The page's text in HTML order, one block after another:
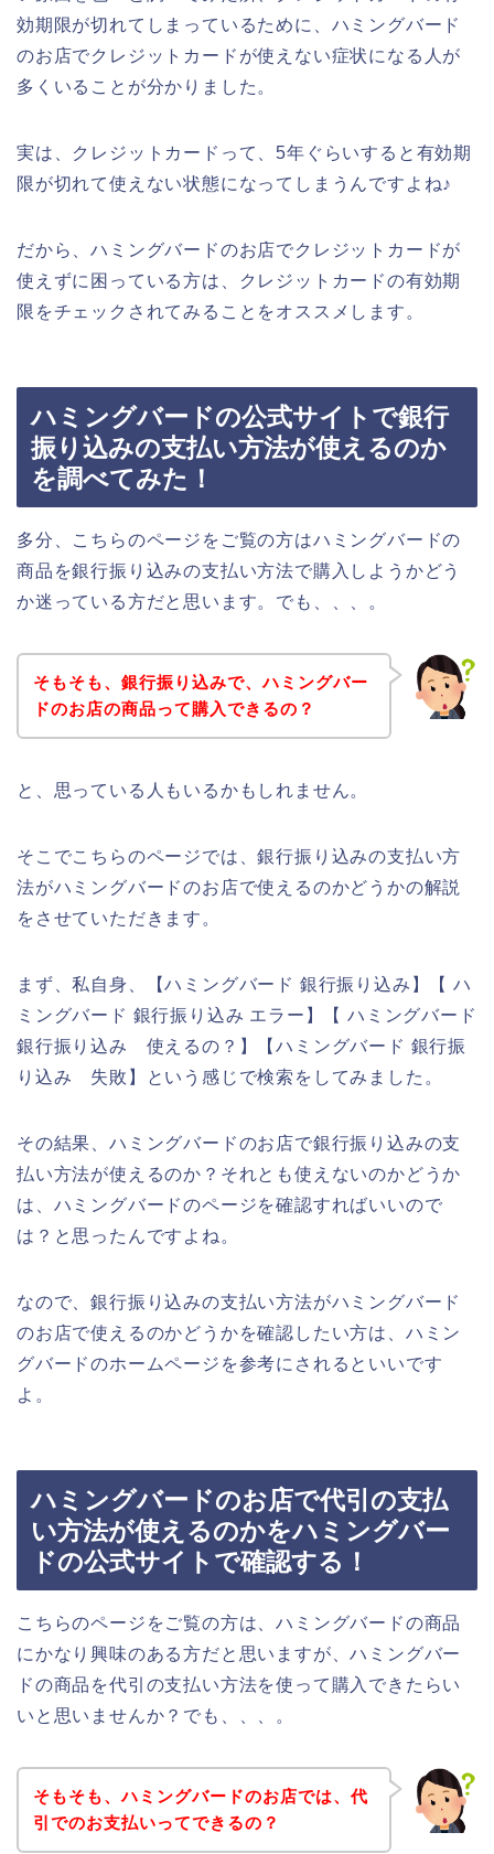
効期限が切れてしまっているために、ハミングバード
のお店でクレジットカードが使えない症状になる人が
多くいることが分かりました。
実は、クレジットカードって、5年ぐらいすると有効期
限が切れて使えない状態になってしまうんですよね♪
だから、ハミングバードのお店でクレジットカードが
使えずに困っている方は、クレジットカードの有効期
限をチェックされてみることをオススメします。
ハミングバードの公式サイトで銀行
振り込みの支払い方法が使えるのか
を調べてみた！
多分、こちらのページをご覧の方はハミングバードの
商品を銀行振り込みの支払い方法で購入しようかどう
か迷っている方だと思います。でも、、、。
そもそも、銀行振り込みで、ハミングバー
ドのお店の商品って購入できるの？
と、思っている人もいるかもしれません。
そこでこちらのページでは、銀行振り込みの支払い方
法がハミングバードのお店で使えるのかどうかの解説
をさせていただきます。
まず、私自身、【ハミングバード 銀行振り込み】【 ハ
ミングバード 銀行振り込み エラー】【 ハミングバード
銀行振り込み 使えるの？】【ハミングバード 銀行振
り込み 失敗】という感じで検索をしてみました。
その結果、ハミングバードのお店で銀行振り込みの支
払い方法が使えるのか？それとも使えないのかどうか
は、ハミングバードのページを確認すればいいので
は？と思ったんですよね。
なので、銀行振り込みの支払い方法がハミングバード
のお店で使えるのかどうかを確認したい方は、ハミン
グバードのホームページを参考にされるといいです
よ。
ハミングバードのお店で代引の支払
い方法が使えるのかをハミングバー
ドの公式サイトで確認する！
こちらのページをご覧の方は、ハミングバードの商品
にかなり興味のある方だと思いますが、ハミングバー
ドの商品を代引の支払い方法を使って購入できたらい
いと思いませんか？でも、、、。
そもそも、ハミングバードのお店では、代
引でのお支払いってできるの？